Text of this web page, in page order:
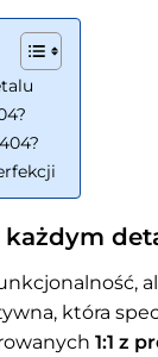
która
1:1 z